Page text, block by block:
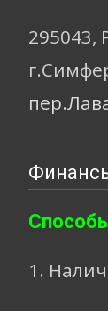
295043,
1.